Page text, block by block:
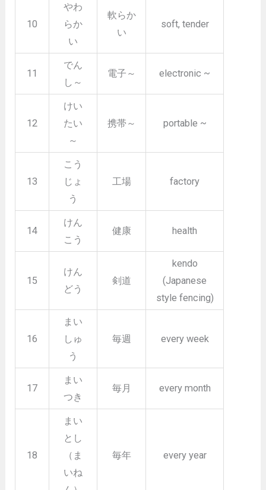
10
やわ
らか
い
軟らか
い
soft, tender
11
でん
し～
電子～ electronic ~
12
けい
たい
～
携帯～ portable ~
13
こう
じょ
う
工場 factory
14
けん
こう
健康 health
15
けん
どう
剣道
kendo
(Japanese
style fencing)
16
まい
しゅ
う
毎週 every week
17
まい
つき
毎月 every month
18
まい
とし
（ま
いね
毎年 every year